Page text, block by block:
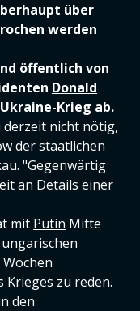
über
werden
öffentlich von
Donald
Ukraine-Krieg ab.
derzeit nicht nötig,
der staatlichen
"Gegenwärtig
an Details einer
mit Putin Mitte
Krieges zu reden.
den